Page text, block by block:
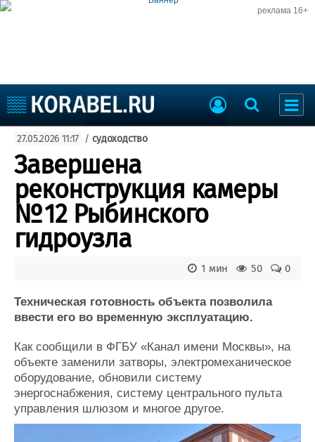
реклама 16+
Судоходство
Судоремонт
События
Пресс-релизы
Порты
Рыболовство
ВМФ
Яхты и катера
Еще
Пульс
Новости
Репутация
Работа
Крюинг
Журнал
Реклама
Доска объявлений
Продажа флота
Изделия
Материалы
Услуги
27.05.2026 11:17 / судоходство
Завершена
реконструкция камеры
№ 12 Рыбинского
гидроузла
0
50
1 мин
Техническая готовность объекта позволила
ввести его во временную эксплуатацию.
Как сообщили в ФГБУ «Канал имени Москвы», на
объекте заменили затворы, электромеханическое
оборудование, обновили систему
энергоснабжения, систему центрального пульта
управления шлюзом и многое другое.